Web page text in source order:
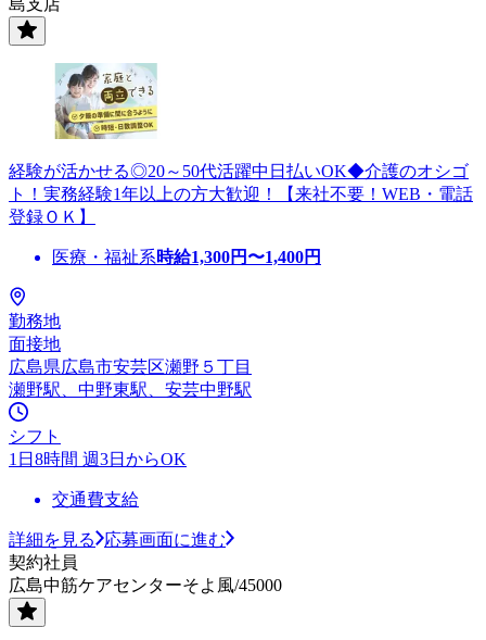
経験が活かせる◎20～50代活躍中日払いOK◆介護のオシゴ
ト！実務経験1年以上の方大歓迎！【来社不要！WEB・電話
登録ＯＫ】
医療・福祉系時給1,300円〜1,400円
勤務地
面接地
広島県広島市安芸区瀬野５丁目
瀬野駅、中野東駅、安芸中野駅
シフト
1日8時間 週3日からOK
交通費支給
詳細を見る
応募画面に進む
契約社員
広島中筋ケアセンターそよ風/45000